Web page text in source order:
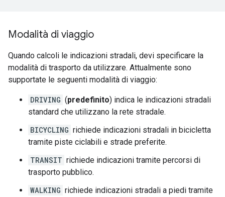
Modalità di viaggio
Quando calcoli le indicazioni stradali, devi specificare la
modalità di trasporto da utilizzare. Attualmente sono
supportate le seguenti modalità di viaggio:
DRIVING (predefinito) indica le indicazioni stradali
standard che utilizzano la rete stradale.
BICYCLING richiede indicazioni stradali in bicicletta
tramite piste ciclabili e strade preferite.
TRANSIT richiede indicazioni tramite percorsi di
trasporto pubblico.
WALKING richiede indicazioni stradali a piedi tramite